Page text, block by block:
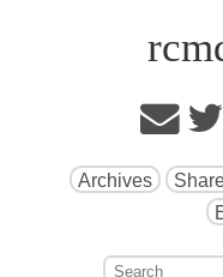
Archives